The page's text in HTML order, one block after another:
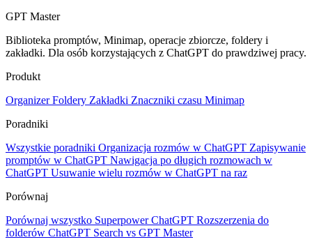
GPT Master
Biblioteka promptów, Minimap, operacje zbiorcze, foldery i
zakładki. Dla osób korzystających z ChatGPT do prawdziwej pracy.
Produkt
OrganizerFoldery Zakładki Znaczniki czasu Minimap
Poradniki
Wszystkie poradniki Organizacja rozmów w ChatGPT Zapisywanie
promptów w ChatGPT Nawigacja po długich rozmowach w
ChatGPT Usuwanie wielu rozmów w ChatGPT na raz
Porównaj
Porównaj wszystko Superpower ChatGPT Rozszerzenia do
folderów ChatGPT Search vs GPT Master